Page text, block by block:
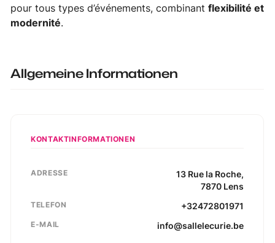
pour tous types d’événements, combinantflexibilité et
modernité.
Allgemeine Informationen
KONTAKTINFORMATIONEN
ADRESSE 13 Rue la Roche,
7870 Lens
TELEFON +32472801971
E-MAIL info@sallelecurie.be